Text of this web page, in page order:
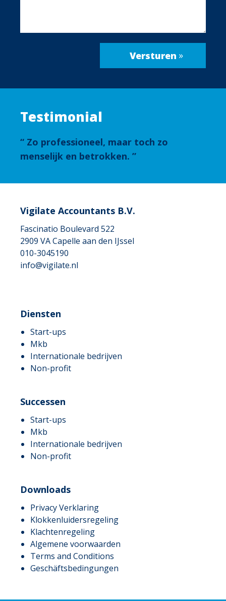
Testimonial
Zo professioneel, maar toch zo
menselijk en betrokken.
Vigilate Accountants B.V.
Fascinatio Boulevard 522
2909 VACapelle aan den IJssel
010-3045190
info@vigilate.nl
Diensten
Start-ups
Mkb
Internationale bedrijven
Non-profit
Successen
Start-ups
Mkb
Internationale bedrijven
Non-profit
Downloads
Privacy Verklaring
Klokkenluidersregeling
Klachtenregeling
Algemene voorwaarden
Terms and Conditions
Geschäftsbedingungen